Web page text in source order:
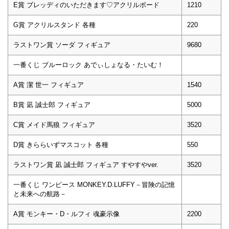
E賞 ブレッディのいただきます♡アクリルボード 1210
G賞 アクリルスタンド 各種 220
ラストワン賞 ソーダ フィギュア 9680
一番くじ ブルーロック あでぃしょなる・たいむ！
A賞 潔 世一 フィギュア 1540
B賞 凪 誠士郎 フィギュア 5000
C賞 メイド馬狼 フィギュア 3520
D賞 きららいずマスコット 各種 550
ラストワン賞 凪 誠士郎 フィギュア すやすやver. 3520
一番くじ ワンピース MONKEY.D.LUFFY－冒険の記憶
と未来への航路－
A賞 モンキー・D・ルフィ 魂豪示像 2200